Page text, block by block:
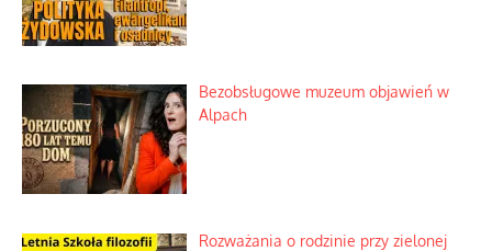
Bezobsługowe muzeum objawień w
Alpach
Rozważania o rodzinie przy zielonej